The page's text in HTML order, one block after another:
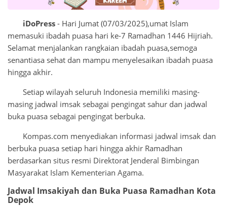
iDoPress - Hari Jumat (07/03/2025),umat Islam
memasuki ibadah puasa hari ke-7 Ramadhan 1446 Hijriah.
Selamat menjalankan rangkaian ibadah puasa,semoga
senantiasa sehat dan mampu menyelesaikan ibadah puasa
hingga akhir.
Setiap wilayah seluruh Indonesia memiliki masing-
masing jadwal imsak sebagai pengingat sahur dan jadwal
buka puasa sebagai pengingat berbuka.
Kompas.com menyediakan informasi jadwal imsak dan
berbuka puasa setiap hari hingga akhir Ramadhan
berdasarkan situs resmi Direktorat Jenderal Bimbingan
Masyarakat Islam Kementerian Agama.
Jadwal Imsakiyah dan Buka Puasa Ramadhan Kota
Depok